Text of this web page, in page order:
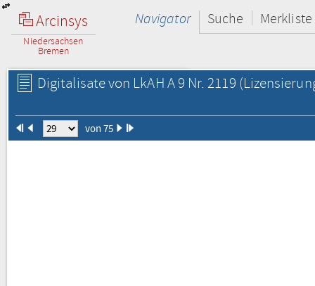
Arcinsys
Niedersachsen
Bremen
Navigator Suche Merkliste
Digitalisate von LkAH A 9 Nr. 2119
von 75